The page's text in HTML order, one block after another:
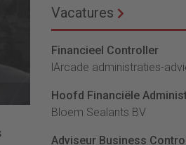
nu
Vacatures
Financieel Controller
lArcade administraties-
Hoofd Financiële
Bloem Sealants BV
Adviseur Business